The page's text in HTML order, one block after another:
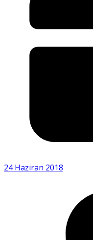
24 Haziran 2018